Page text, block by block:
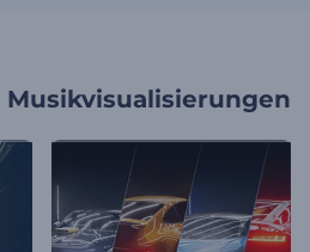
Musikvisualisierungen